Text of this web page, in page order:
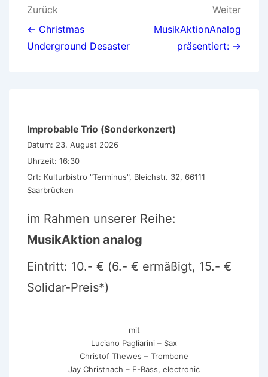
Beitragsnavigation
Zurück
← Christmas
Underground Desaster
Weiter
MusikAktionAnalog
präsentiert: →
Improbable Trio (Sonderkonzert)
Datum: 23. August 2026
Uhrzeit: 16:30
Ort: Kulturbistro "Terminus", Bleichstr. 32, 66111
Saarbrücken
im Rahmen unserer Reihe:
MusikAktion analog
Eintritt: 10.- € (6.- € ermäßigt, 15.- €
Solidar-Preis*)
mit
Luciano Pagliarini – Sax
Christof Thewes – Trombone
Jay Christnach – E-Bass, electronic